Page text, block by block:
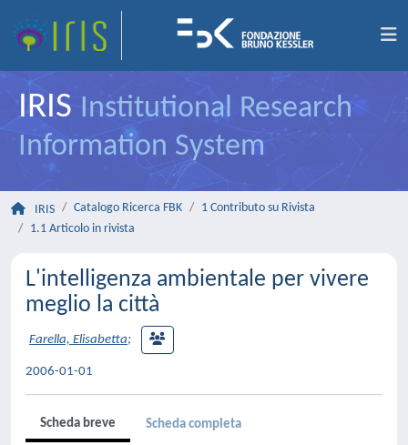
IRIS Institutional Research
Information System
IRIS Catalogo Ricerca FBK
1 Contributo su Rivista
1.1 Articolo in rivista
L'intelligenza ambientale per vivere
meglio la città
Farella, Elisabetta;
2006-01-01
Scheda breve Scheda completa